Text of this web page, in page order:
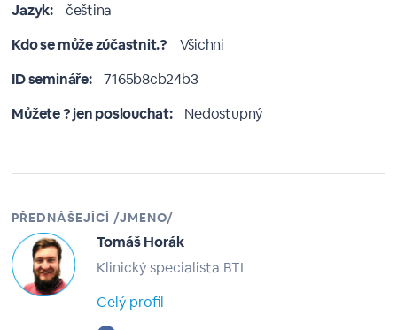
Jazyk:
čeština
Kdo se může zúčastnit.?
Všichni
ID semináře:
7165b8cb24b3
Můžete ? jen poslouchat:
Nedostupný
PŘEDNÁŠEJÍCÍ /JMENO/
Tomáš Horák
Klinický specialista BTL
Celý profil